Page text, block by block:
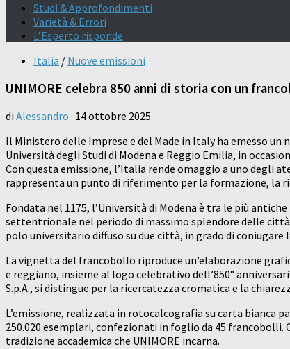
Studi & Approfondimenti
Varietà & Errori
L’Esperto risponde
Italia / Nuove emissioni
UNIMORE celebra 850 anni di storia con un
di Alessandro · 14 ottobre 2025
Il Ministero delle Imprese e del Made in Italy ha emesso
Università degli Studi di Modena e Reggio Emilia, in
Con questa emissione, l’Italia rende omaggio a uno degli
rappresenta un punto di riferimento per la formazione, la
Fondata nel 1175, l’Università di Modena è tra le più
settentrionale nel periodo di massimo splendore delle
polo universitario diffuso su due città, in grado di
La vignetta del francobollo riproduce un’elaborazione
e reggiano, insieme al logo celebrativo dell’850°
S.p.A., si distingue per la ricercatezza cromatica e la
L’emissione, realizzata in rotocalcografia su carta bianca
250.020 esemplari, confezionati in foglio da 45
tradizione accademica che UNIMORE incarna.